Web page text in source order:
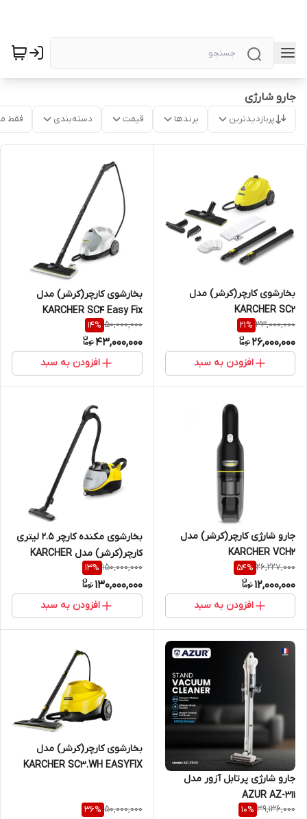
جارو شارژی
پربازدیدترین برندها قیمت دسته‌بندی فقط
بخارشوی کارچر(کرشر) مدل
KARCHER SC2
33,000,000
21%
26,000,000
افزودن به سبد
بخارشوی کارچر(کرشر) مدل
KARCHER SC4 Easy Fix
50,000,000
14%
43,000,000
افزودن به سبد
جارو شارژی کارچر(کرشر) مدل
KARCHER VCH2
26,227,000
54%
12,000,000
افزودن به سبد
بخارشوی مکنده کارچر 2.5 لیتری
کارچر(کرشر) مدل KARCHER
Sv7
150,000,000
13%
130,000,000
افزودن به سبد
جارو شارژی پرتابل آزور مدل
AZUR AZ-311
39,136,000
10%
بخارشوی کارچر(کرشر) مدل
KARCHER SC3.WH EASYFIX
50,000,000
36%